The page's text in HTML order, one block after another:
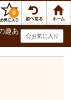
0
趣あ
お気に入り